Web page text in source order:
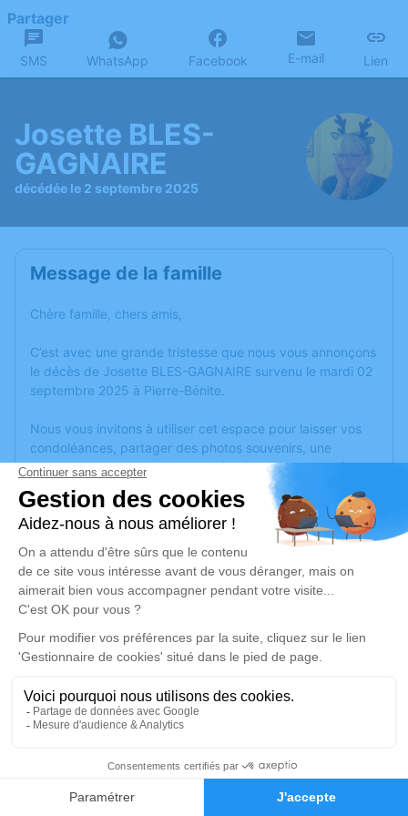
Faire-part Hommages
Partager
SMS WhatsApp Facebook E-mail Lien
Josette BLES-
GAGNAIRE
décédée le 2 septembre 2025
Message de la famille
Chère famille, chers amis,
C’est avec une grande tristesse que nous vous annonçons
le décès de Josette BLES-GAGNAIRE survenu le mardi 02
septembre 2025 à Pierre-Bénite.
Nous vous invitons à utiliser cet espace pour laisser vos
condoléances, partager des photos souvenirs, une
anecdote ou exprimer vos pensées à travers des poèmes
ou des textes. Cet endroit est un lieu d'expression dédié à
honorer la mémoire de Josette BLES-GAGNAIRE.
Un service de plantation d’arbre hommage estdisponible
vendredi 05 septembre 2025 à 10h30
communal 5-9 Rue des Forges
69290 Grézieu la Varenne
Je rends hommage